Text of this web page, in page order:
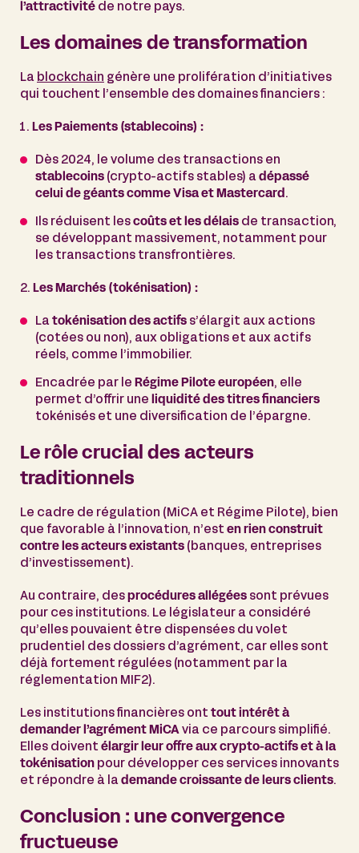
l’attractivité de notre pays.
Les domaines de transformation
La blockchain génère une prolifération d’initiatives
qui touchent l’ensemble des domaines financiers :
Les Paiements (stablecoins) :
Dès 2024, le volume des transactions en
stablecoins (crypto-actifs stables) a dépassé
celui de géants comme Visa et Mastercard .
Ils réduisent les coûts et les délais de transaction,
se développant massivement, notamment pour
les transactions transfrontières.
2. Les Marchés (tokénisation) :
La tokénisation des actifs s’élargit aux actions
(cotées ou non), aux obligations et aux actifs
réels, comme l’immobilier.
Encadrée par le Régime Pilote européen, elle
permet d’offrir une
liquidité des titres financiers
tokénisés et une diversification de l’épargne.
Le rôle crucial des acteurs
traditionnels
Le cadre de régulation (MiCA et Régime Pilote), bien
que favorable à l’innovation, n’est en rien construit
contre les acteurs existants (banques, entreprises
d’investissement).
Au contraire, des procédures allégées sont prévues
pour ces institutions. Le législateur a considéré
qu’elles pouvaient être dispensées du volet
prudentiel des dossiers d’agrément, car elles sont
déjà fortement régulées (notamment par la
réglementation MIF2).
Les institutions financières ont tout intérêt à
demander l’agrément MiCA via ce parcours simplifié.
Elles doivent élargir leur offre aux crypto-actifs et à la
tokénisation pour développer ces services innovants
et répondre à la demande croissante de leurs clients.
Conclusion : une convergence
fructueuse